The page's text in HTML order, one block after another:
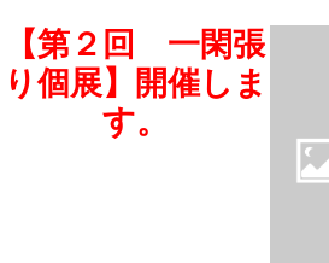
【第２回 一閑張
り個展】開催しま
す。